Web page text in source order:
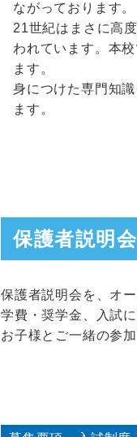
ながっております。
21世紀はまさに高
われています。本
ます。
身につけた専門知
ます。
保護者説明
保護者説明会を、オ
学費・奨学金、入試
お子様とご一緒の参